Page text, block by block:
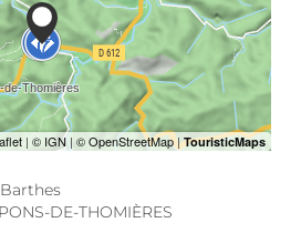
DE-THOMIÈRES